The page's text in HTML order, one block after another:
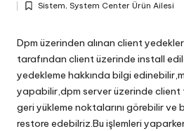
byPosted
Sistem, System Center Ürün Ailesi
Dpm üzerinden alınan client
tarafından client üzerinde install
yedekleme hakkında bilgi
yapabilir,dpm server üzerinde client
geri yükleme noktalarını görebilir ve
restore edebilriz.Bu işlemleri